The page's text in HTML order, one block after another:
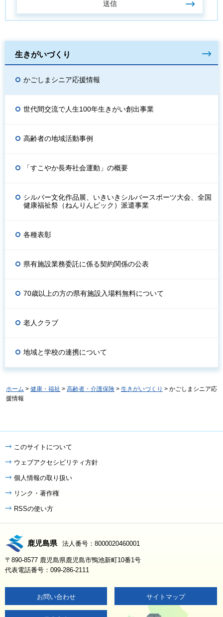
生きがいづくり
かごしまシニア応援情報
世代間交流で人生100年生きがい創出事業
高齢者の地域活動事例
「すこやか長寿社会運動」の概要
シルバー文化作品展、いきいきシルバースポーツ大会、全国
健康福祉祭（ねんりんピック）派遣事業
各種表彰
県有施設業務委託に係る契約関係の公表
70歳以上の方の県有施設入場料無料について
老人クラブ
地域と学校の連携について
ホーム > 健康・福祉 > 高齢者・介護保険 > 生きがいづくり > かごしまシニア応
援情報
このサイトについて
ウェブアクセシビリティ方針
個人情報の取り扱い
リンク・著作権
RSSの使い方
鹿児島県 法人番号：8000020460001
〒890-8577 鹿児島県鹿児島市鴨池新町10番1号
代表電話番号：099-286-2111
お問い合わせ サイトマップ